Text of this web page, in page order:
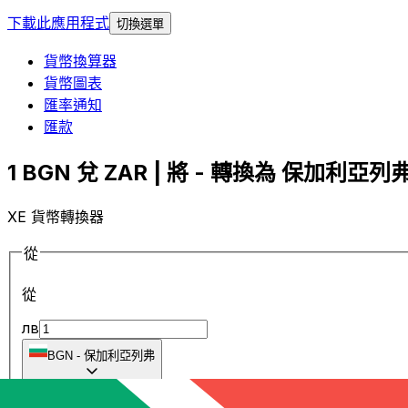
下載此應用程式 切換選單
貨幣換算器
貨幣圖表
匯率通知
匯款
1 BGN 兌 ZAR | 將 - 轉換為 保加利亞列
XE 貨幣轉換器
從
從
лв
BGN - 保加利亞列弗